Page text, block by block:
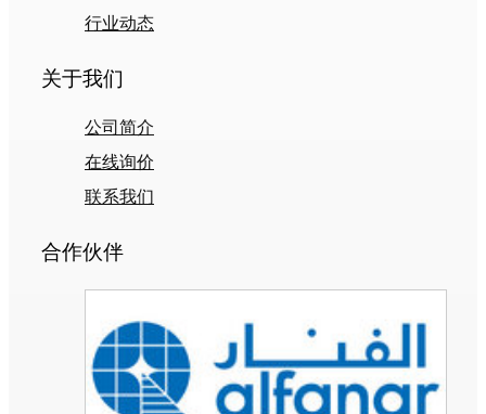
行业动态
关于我们
公司简介
在线询价
联系我们
合作伙伴